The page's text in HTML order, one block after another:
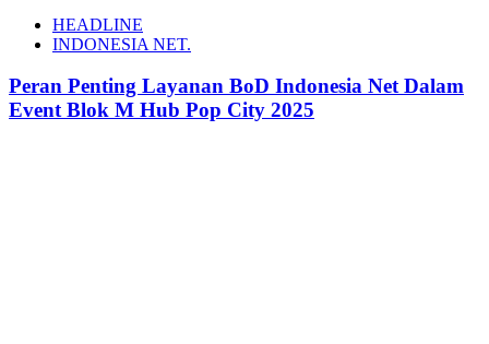
HEADLINE
INDONESIA NET.
Peran Penting Layanan BoD Indonesia Net Dalam
Event Blok M Hub Pop City 2025